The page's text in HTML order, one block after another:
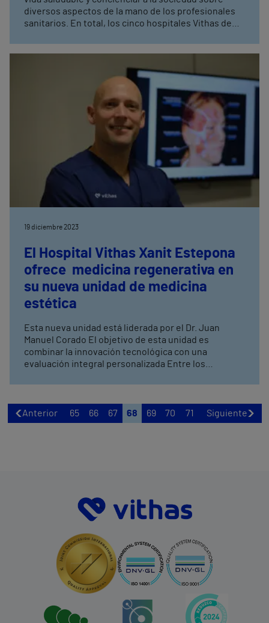
diversos aspectos de la mano de los profesionales
sanitarios. En total, los cinco hospitales Vithas de
19 diciembre 2023
El Hospital Vithas Xanit Estepona
ofrece medicina regenerativa en
su nueva unidad de medicina
estética
Esta nueva unidad está liderada por el Dr. Juan
Manuel Corado El objetivo de esta unidad es
combinar la innovación tecnológica con una
evaluación integral personalizada Entre los
Anterior
65 66 67 68 69 70 71 Siguiente